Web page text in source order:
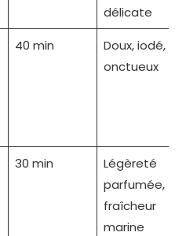
délicate
40 min
Doux, iodé,
onctueux
30 min
Légèreté
parfumée,
fraîcheur
marine